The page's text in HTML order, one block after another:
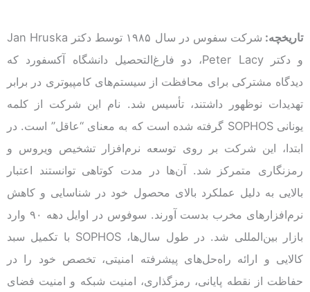
تاریخچه:
شرکت سفوس در سال ۱۹۸۵ توسط دکتر Jan Hruska
و دکتر Peter Lacy، دو فارغ‌التحصیل دانشگاه آکسفورد که
دیدگاه مشترکی برای محافظت از سیستم‌های کامپیوتری در برابر
تهدیدات نوظهور داشتند، تأسیس شد. نام این شرکت از کلمه
یونانی SOPHOS گرفته شده است که به معنای “عاقل” است. در
ابتدا، این شرکت بر روی توسعه نرم‌افزار تشخیص ویروس و
رمزنگاری متمرکز شد. آن‌ها در مدت کوتاهی توانستند اعتبار
بالایی به دلیل عملکرد بالای محصول خود در شناسایی و کاهش
نرم‌افزارهای مخرب بدست آورند. سوفوس در اوایل دهه ۹۰ وارد
بازار بین‌المللی شد. در طول سال‌ها، SOPHOS با تکمیل سبد
کالایی و ارائه راه‌حل‌های پیشرفته امنیتی، تخصص خود را در
حفاظت از نقطه پایانی، رمزگذاری، امنیت شبکه و امنیت فضای